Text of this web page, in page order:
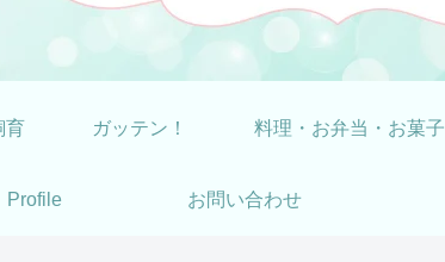
育 ガッテン！ 料理・お弁当・お菓子
Profile お問い合わせ